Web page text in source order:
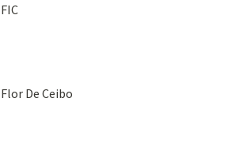
FIC
Flor De Ceibo